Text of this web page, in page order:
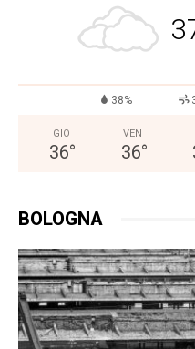
38%
GIO
36°
VEN
36°
BOLOGNA